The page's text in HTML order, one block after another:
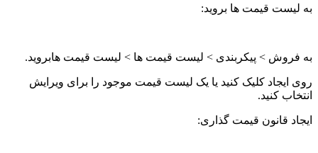
به لیست قیمت ها بروید:
به فروش > پیکربندی > لیست قیمت ها > لیست قیمت هابروید.
روی ایجاد کلیک کنید یا یک لیست قیمت موجود را برای ویرایش
انتخاب کنید.
ایجاد قانون قیمت گذاری: